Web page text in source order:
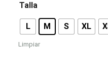
Talla
L M S XL
Limpiar